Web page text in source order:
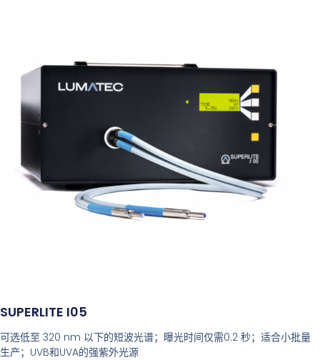
SUPERLITE I05
可选低至 320 nm 以下的短波光谱；曝光时间仅需0.2 秒；适合小批量
生产；UVB和UVA的强紫外光源